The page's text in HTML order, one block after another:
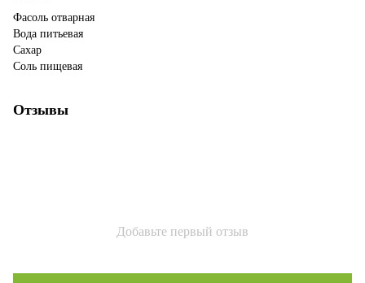
Фасоль отварная
Вода питьевая
Сахар
Соль пищевая
Отзывы
Добавьте первый отзыв